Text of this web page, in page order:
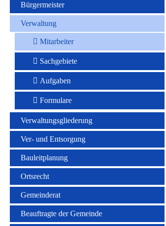
Bürgermeister
Verwaltung
Mitarbeiter
Sachgebiete
Aufgaben
Formulare
Verwaltungsgliederung
Ver- und Entsorgung
Bauleitplanung
Ortsrecht
Gemeinderat
Beauftragte der Gemeinde